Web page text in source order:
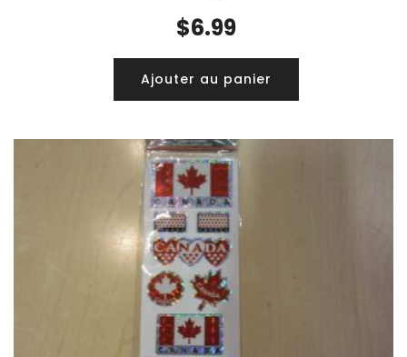
$6.99
Ajouter au panier